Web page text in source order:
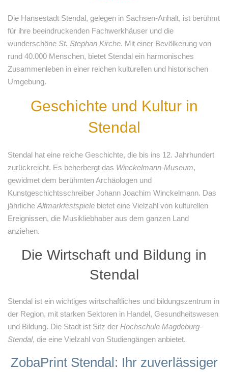
Die Hansestadt Stendal, gelegen in Sachsen-Anhalt, ist berühmt
für ihre beeindruckenden Fachwerkhäuser und die
wunderschöne St. Stephan Kirche. Mit einer Bevölkerung von
rund 40.000 Menschen, bietet Stendal ein harmonisches
Zusammenleben in einer reichen kulturellen und historischen
Umgebung.
Geschichte und Kultur in
Stendal
Stendal hat eine reiche Geschichte, die bis ins 12. Jahrhundert
zurückreicht. Es beherbergt das Winckelmann-Museum,
gewidmet dem berühmten Archäologen und
Kunstgeschichtsschreiber Johann Joachim Winckelmann. Das
jährliche Altmarkfestspiele bietet eine Vielzahl von kulturellen
Ereignissen, die Musikliebhaber aus dem ganzen Land
anziehen.
Die Wirtschaft und Bildung in
Stendal
Stendal ist ein wichtiges wirtschaftliches und bildungszentrum in
der Region, mit starken Sektoren in Handel, Gesundheitswesen
und Bildung. Die Stadt ist Sitz der Hochschule Magdeburg-
Stendal, die eine Vielzahl von Studiengängen anbietet.
ZobaPrint Stendal: Ihr zuverlässiger